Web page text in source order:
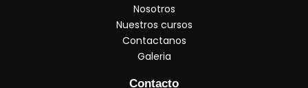
Nosotros
Nuestros cursos
Contactanos
Galeria
Contacto